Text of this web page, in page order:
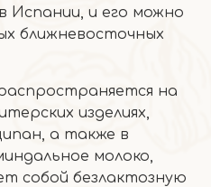
Испании, и его можно
ближневосточных
на
изделиях,
а также в
молоко,
собой безлактозную